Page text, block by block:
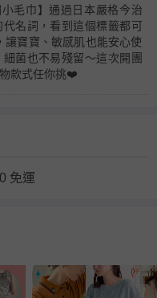
小毛巾】通過日本嚴格今治
名詞，看到這個標籤都可
讓寶寶、敏感肌也能安心使
菌也不易殘留～這次開團
款式任你挑❤️
免運